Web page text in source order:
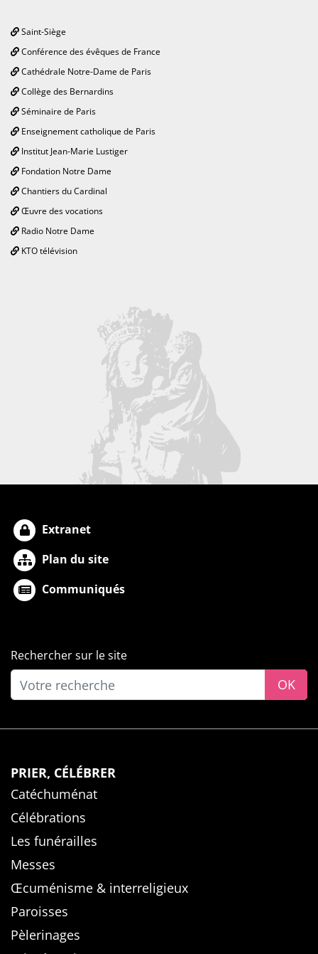
Saint-Siège
Conférence des évêques de France
Cathédrale Notre-Dame de Paris
Collège des Bernardins
Séminaire de Paris
Enseignement catholique de Paris
Institut Jean-Marie Lustiger
Fondation Notre Dame
Chantiers du Cardinal
Œuvre des vocations
Radio Notre Dame
KTO télévision
Extranet
Plan du site
Communiqués
Rechercher sur le site
OK
PRIER, CÉLÉBRER
Catéchuménat
Célébrations
Les funérailles
Messes
Œcuménisme & interreligieux
Paroisses
Pèlerinages